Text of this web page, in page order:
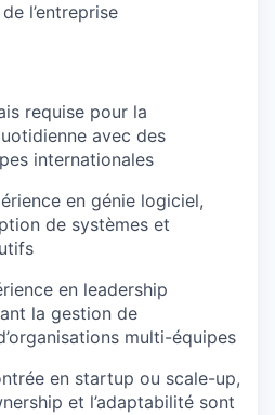
l’entreprise
requise pour la
avec des
internationales
en génie logiciel,
de systèmes et
en leadership
la gestion de
multi-équipes
en startup ou scale-up,
et l’adaptabilité sont